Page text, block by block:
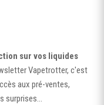
sur vos liquides
Vapetrotter, c'est
aux pré-ventes,
surprises...